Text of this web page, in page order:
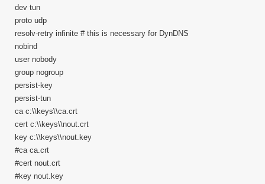
dev tun
proto udp
resolv-retry infinite # this is necessary for DynDNS
nobind
user nobody
group nogroup
persist-key
persist-tun
ca c:\\keys\\ca.crt
cert c:\\keys\\nout.crt
key c:\\keys\\nout.key
#ca ca.crt
#cert nout.crt
#key nout.key